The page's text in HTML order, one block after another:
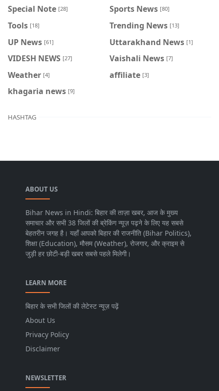
Special Note [28] Sports News [80]
Tools [18] Trending News [13]
UP News [61] Uttarakhand News [1]
VIDESH NEWS [27] Vaishali News [7]
Weather [4] affiliate [3]
khagaria news [9]
HASHTAG
ABOUT US
Bihar News in Hindi: बिहार की ताज़ा खबर, आज के मुख्य
समाचार और सभी 38 जिलों की ब्रेकिंग न्यूज़ पढ़ने के लिए यह सबसे
बेहतरीन जगह है। यहाँ आपको बिहार की राजनीति (Bihar Politics),
शिक्षा (Education), मौसम (Weather), रोजगार, और क्राइम से
जुड़ी हर छोटी-बड़ी खबर सबसे पहले मिलेगी।
LEARN MORE
बिहार के सभी जिलों की लेटेस्ट न्यूज़ पढ़ें
About Us
Privacy Policy
Disclaimer
NEWSLETTER